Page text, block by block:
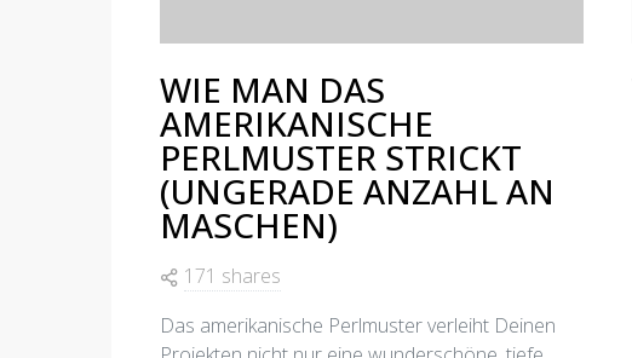
WIE MAN DAS
AMERIKANISCHE
PERLMUSTER STRICKT
(UNGERADE ANZAHL AN
MASCHEN)